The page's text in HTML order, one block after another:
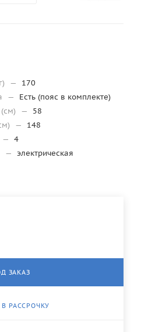
—
170
—
Есть (пояс в комплекте)
—
58
—
148
— 4
— электрическая
ЗАКАЗ
РАССРОЧКУ